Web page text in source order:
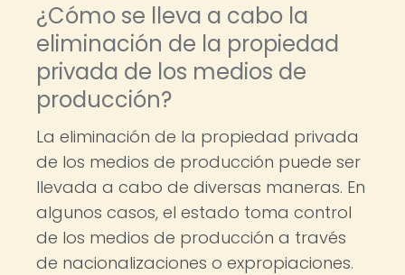
¿Cómo se lleva a cabo la
eliminación de la propiedad
privada de los medios de
producción?
La eliminación de la propiedad privada
de los medios de producción puede ser
llevada a cabo de diversas maneras. En
algunos casos, el estado toma control
de los medios de producción a través
de nacionalizaciones o expropiaciones.